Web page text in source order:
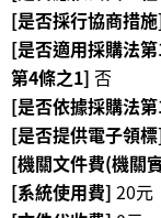
S
S
網
站
資
料
開
[是否採行協商措
[是否適用採購法
第4條之1] 否
[是否依據採購法
[是否提供電子領
[機關文件費(機關
[系統使用費] 20元